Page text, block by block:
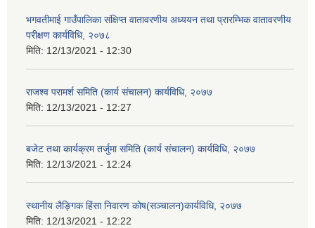
भगवतीमाई गाउँपालिका संक्षिप्त वातावरणीय अध्ययन तथा प्रारम्भिक वातावरणीय
परीक्षण कार्यविधि, २०७८
मिति: 12/13/2021 - 12:30
राजश्व परामर्श समिति (कार्य संचालन) कार्यविधि, २०७७
मिति: 12/13/2021 - 12:27
बजेट तथा कार्यक्रम तर्जुमा समिति (कार्य संचालन) कार्यविधि, २०७७
मिति: 12/13/2021 - 12:24
स्थानीय लैङ्गिक हिंसा निवारण कोष(सञ्चालन)कार्यविधि, २०७७
मिति: 12/13/2021 - 12:22